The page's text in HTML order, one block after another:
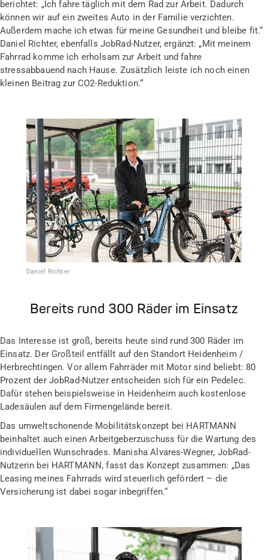
Daniel Richter
berichtet: „Ich fahre täglich mit dem Rad zur Arbeit. Dadurch
können wir auf ein zweites Auto in der Familie verzichten.
Außerdem mache ich etwas für meine Gesundheit und bleibe fit.“
Daniel Richter, ebenfalls JobRad-Nutzer, ergänzt: „Mit meinem
Fahrrad komme ich erholsam zur Arbeit und fahre
stressabbauend nach Hause. Zusätzlich leiste ich noch einen
kleinen Beitrag zur CO2-Reduktion.“
Bereits rund 300 Räder im Einsatz
Das Interesse ist groß, bereits heute sind rund 300 Räder im
Einsatz. Der Großteil entfällt auf den Standort Heidenheim /
Herbrechtingen. Vor allem Fahrräder mit Motor sind beliebt: 80
Prozent der JobRad-Nutzer entscheiden sich für ein Pedelec.
Dafür stehen beispielsweise in Heidenheim auch kostenlose
Ladesäulen auf dem Firmengelände bereit.
Das umweltschonende Mobilitätskonzept bei HARTMANN
beinhaltet auch einen Arbeitgeberzuschuss für die Wartung des
individuellen Wunschrades. Manisha Alvares-Wegner, JobRad-
Nutzerin bei HARTMANN, fasst das Konzept zusammen: „Das
Leasing meines Fahrrads wird steuerlich gefördert – die
Versicherung ist dabei sogar inbegriffen.“